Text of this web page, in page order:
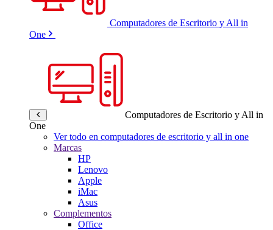
Computadores de Escritorio y All in
One
Computadores de Escritorio y All in
One
Ver todo en computadores de escritorio y all in one
Marcas
HP
Lenovo
Apple
iMac
Asus
Complementos
Office